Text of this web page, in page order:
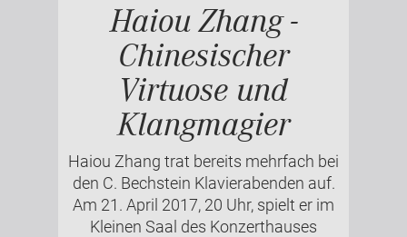
Haiou Zhang -
Chinesischer
Virtuose und
Klangmagier
Haiou Zhang trat bereits mehrfach bei
den C. Bechstein Klavierabenden auf.
Am 21. April 2017, 20 Uhr, spielt er im
Kleinen Saal des Konzerthauses